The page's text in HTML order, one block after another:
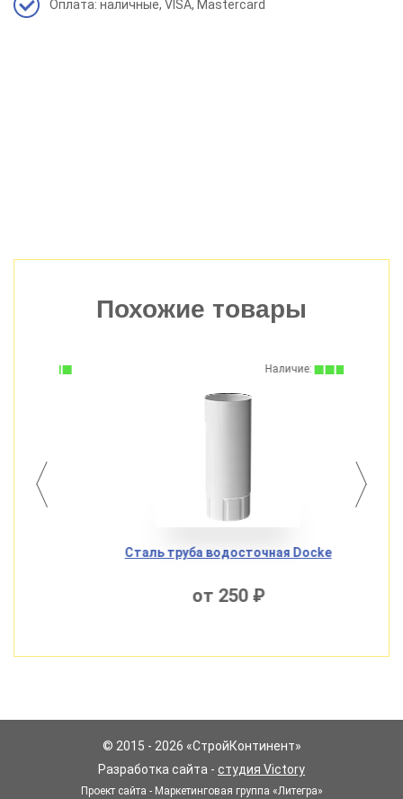
Оплата: наличные, VISA, Mastercard
Похожие товары
Наличие:
Сталь труба водосточная Docke
от 250 ₽
© 2015 - 2026 «СтройКонтинент»
Разработка сайта - студия Victory
Проект сайта - Маркетинговая группа «Литегра»